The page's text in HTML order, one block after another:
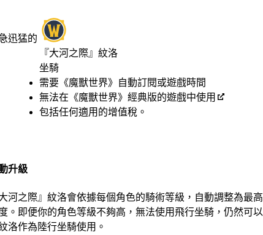
『大河之際』紋洛
坐騎
價格
Available actions
需要《魔獸世界》自動訂閱或遊戲時間
無法在《魔獸世界》經典版的遊戲中使用
包括任何適用的增值稅。
迅猛的
升級
大河之際』紋洛會依據每個角色的騎術等級，自動調整為最高
。即便你的角色等級不夠高，無法使用飛行坐騎，仍然可以
洛作為陸行坐騎使用。